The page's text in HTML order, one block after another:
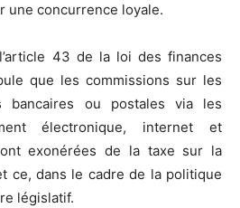
une concurrence loyale.
43 de la loi des finances
que les commissions sur les
bancaires ou postales via les
électronique, internet et
exonérées de la taxe sur la
ce, dans le cadre de la politique
législatif.